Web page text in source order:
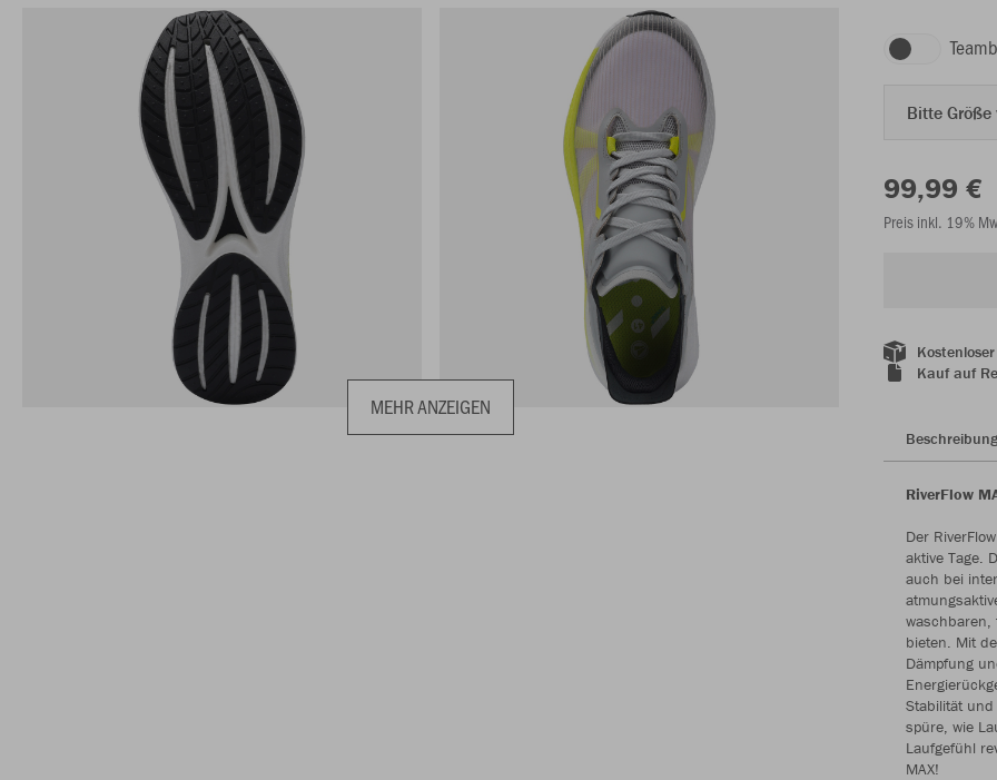
MEHR ANZEIGEN
Bitte
99,99 €
Preis inkl. 19%
Kauf auf
Beschreibung
RiverFlow
Der
aktive Tage.
auch bei
waschbaren,
bieten. Mit
Dämpfung
Stabilität und
spüre, wie
Laufgefühl
MAX!